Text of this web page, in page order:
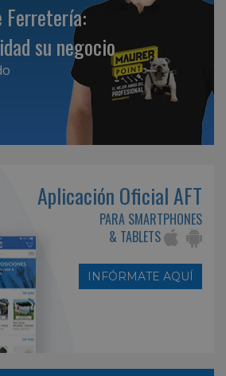
Ferretería:
su negocio
Aplicación Oficial AFT
PARA SMARTPHONES
& TABLETS
INFÓRMATE AQUÍ